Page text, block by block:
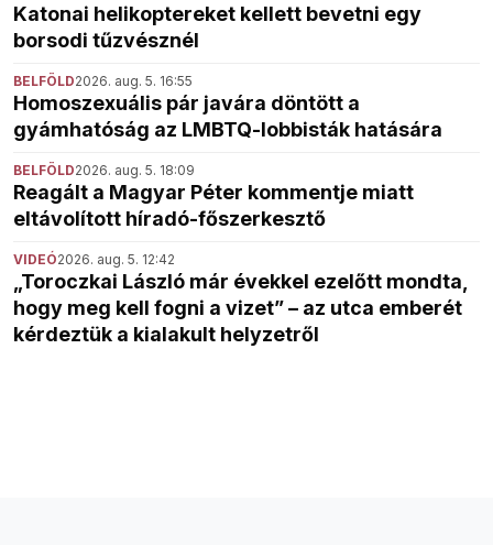
Katonai helikoptereket kellett bevetni egy
borsodi tűzvésznél
BELFÖLD2026. aug. 5. 16:55
Homoszexuális pár javára döntött a
gyámhatóság az LMBTQ-lobbisták hatására
BELFÖLD2026. aug. 5. 18:09
Reagált a Magyar Péter kommentje miatt
eltávolított híradó-főszerkesztő
VIDEÓ2026. aug. 5. 12:42
„Toroczkai László már évekkel ezelőtt mondta,
hogy meg kell fogni a vizet” – az utca emberét
kérdeztük a kialakult helyzetről